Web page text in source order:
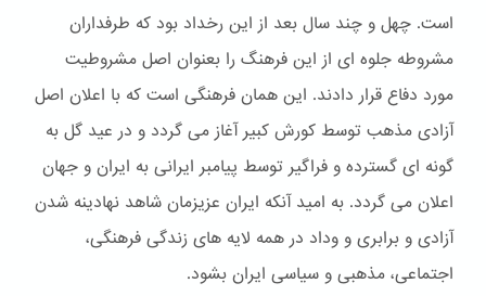
است. چهل و چند سال بعد از این رخداد بود که طرفداران
مشروطه جلوه ای از این فرهنگ را بعنوان اصل مشروطیت
مورد دفاع قرار دادند. این همان فرهنگی است که با اعلان اصل
آزادی مذهب توسط کورش کبیر آغاز می گردد و در عید گل به
گونه ای گسترده و فراگیر توسط پیامبر ایرانی به ایران و جهان
اعلان می گردد. به امید آنکه ایران عزیزمان شاهد نهادینه شدن
آزادی و برابری و وداد در همه لایه های زندگی فرهنگی،
اجتماعی، مذهبی و سیاسی ایران بشود.